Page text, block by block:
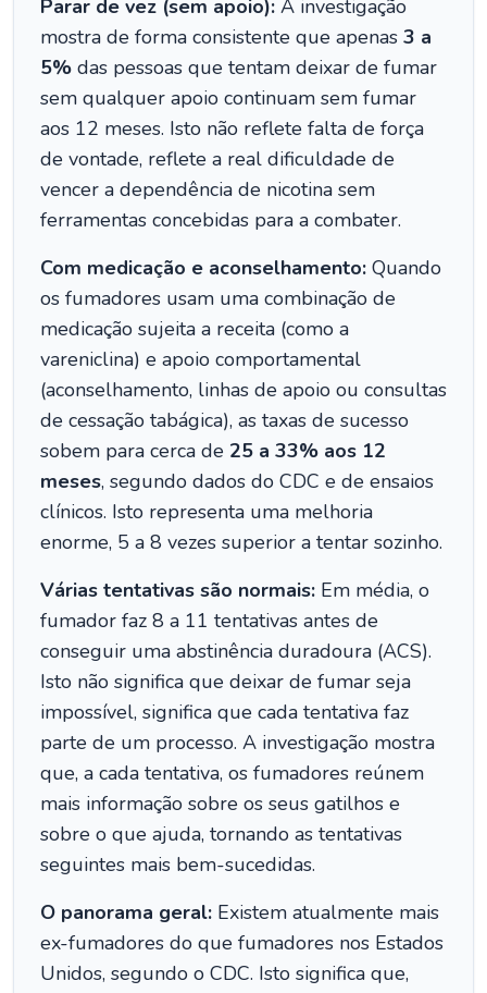
Parar de vez (sem apoio): A investigação
mostra de forma consistente que apenas 3 a
5% das pessoas que tentam deixar de fumar
sem qualquer apoio continuam sem fumar
aos 12 meses. Isto não reflete falta de força
de vontade, reflete a real dificuldade de
vencer a dependência de nicotina sem
ferramentas concebidas para a combater.
Com medicação e aconselhamento: Quando
os fumadores usam uma combinação de
medicação sujeita a receita (como a
vareniclina) e apoio comportamental
(aconselhamento, linhas de apoio ou consultas
de cessação tabágica), as taxas de sucesso
sobem para cerca de 25 a 33% aos 12
meses, segundo dados do CDC e de ensaios
clínicos. Isto representa uma melhoria
enorme, 5 a 8 vezes superior a tentar sozinho.
Várias tentativas são normais: Em média, o
fumador faz 8 a 11 tentativas antes de
conseguir uma abstinência duradoura (ACS).
Isto não significa que deixar de fumar seja
impossível, significa que cada tentativa faz
parte de um processo. A investigação mostra
que, a cada tentativa, os fumadores reúnem
mais informação sobre os seus gatilhos e
sobre o que ajuda, tornando as tentativas
seguintes mais bem-sucedidas.
O panorama geral: Existem atualmente mais
ex-fumadores do que fumadores nos Estados
Unidos, segundo o CDC. Isto significa que,